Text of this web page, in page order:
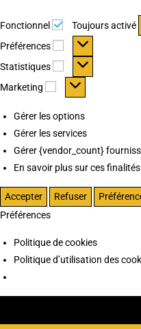
Fonctionnel Fonctionnel
Toujours activé
Préférences
Préférences
Statistiques Statistiques
Marketing Marketing
Gérer les options
Gérer les services
Gérer {vendor_count}
En savoir plus sur ces finalités
Accepter Refuser
Préférences
Politique de cookies
Politique d’utilisation des